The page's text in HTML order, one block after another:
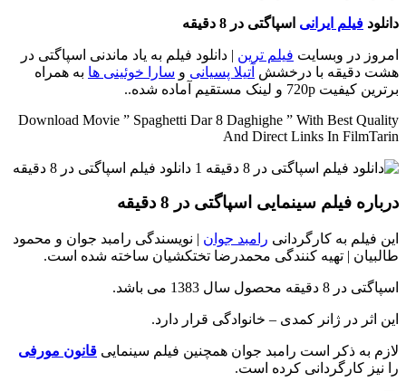
دانلود فیلم ایرانی اسپاگتی در 8 دقیقه
امروز در وبسایت فیلم ترین | دانلود فیلم به یاد ماندنی اسپاگتی در
هشت دقیقه با درخشش آتیلا پسیانی و سارا خوئینی ها به همراه
برترین کیفیت 720p و لینک مستقیم آماده شده..
Download Movie ” Spaghetti Dar 8 Daghighe ” With Best Quality
And Direct Links In FilmTarin
درباره فیلم سینمایی اسپاگتی در 8 دقیقه
این فیلم به کارگردانی رامبد جوان | نویسندگی رامبد جوان و محمود
طالبیان | تهیه کنندگی محمدرضا تختکشیان ساخته شده است.
اسپاگتی در 8 دقیقه محصول سال 1383 می باشد.
این اثر در ژانر کمدی – خانوادگی قرار دارد.
لازم به ذکر است رامبد جوان همچنین فیلم سینمایی قانون مورفی
را نیز کارگردانی کرده است.